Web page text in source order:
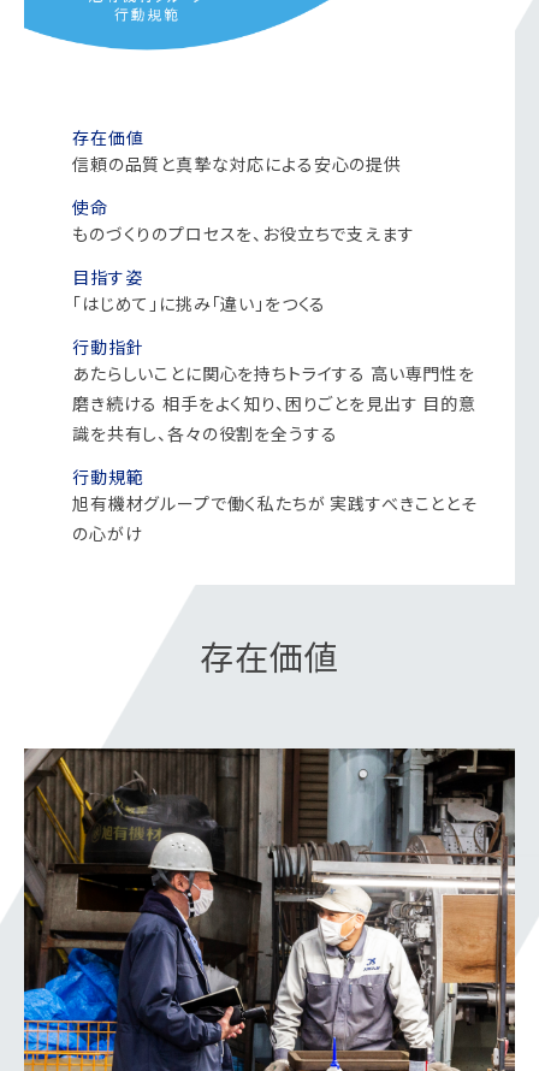
存在価値
信頼の品質と真摯な対応による安心の提供
使命
ものづくりのプロセスを、お役立ちで支えます
目指す姿
「はじめて」に挑み「違い」をつくる
行動指針
あたらしいことに関心を持ちトライする 高い専門性を
磨き続ける 相手をよく知り、困りごとを見出す 目的意
識を共有し、各々の役割を全うする
行動規範
旭有機材グループで働く私たちが 実践すべきこととそ
の心がけ
存在価値